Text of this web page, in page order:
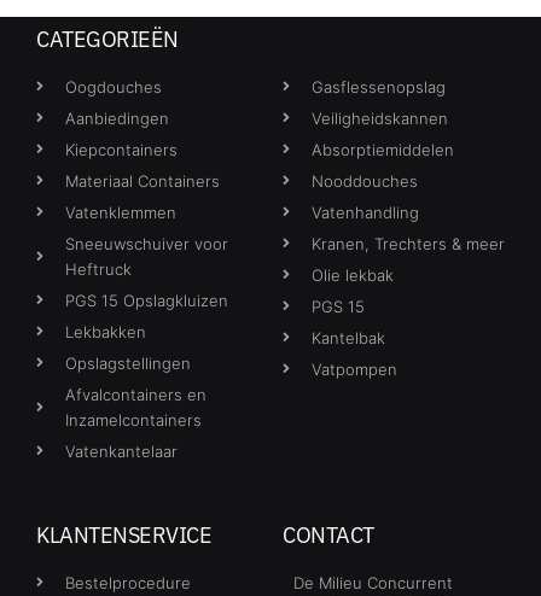
CATEGORIEËN
Oogdouches
Aanbiedingen
Kiepcontainers
Materiaal Containers
Vatenklemmen
Sneeuwschuiver voor
Heftruck
PGS 15 Opslagkluizen
Lekbakken
Opslagstellingen
Afvalcontainers en
Inzamelcontainers
Vatenkantelaar
Gasflessenopslag
Veiligheidskannen
Absorptiemiddelen
Nooddouches
Vatenhandling
Kranen, Trechters & meer
Olie lekbak
PGS 15
Kantelbak
Vatpompen
KLANTENSERVICE
Bestelprocedure
CONTACT
De Milieu Concurrent